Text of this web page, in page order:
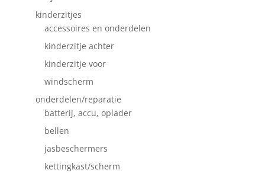
kinderzitjes
accessoires en onderdelen
kinderzitje achter
kinderzitje voor
windscherm
onderdelen/reparatie
batterij, accu, oplader
bellen
jasbeschermers
kettingkast/scherm